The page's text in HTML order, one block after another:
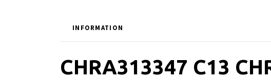
INFORMATION
CHRA313347 C13